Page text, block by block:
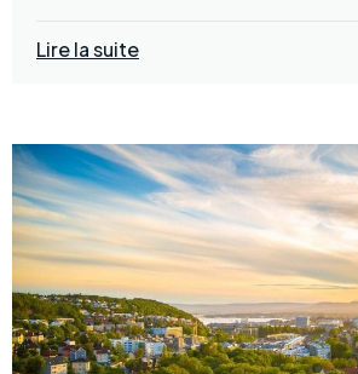
Lire la suite